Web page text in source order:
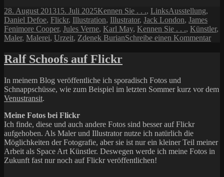
Veröffentlicht
am
28. August 201315. Juli 2025Kategorien
Kennen Sie . . ., LinksSchlagwörter
Ausstellung,
Daniel Defoe, Flickr, Illustration, Illustrator, Jack London, James
Fenimore Cooper, Jules Verne, Karl May, Kennen Sie . . ., Künstler,
Maler, Malerei, Urzeit, Zdenek BurianSchreibe einen Kommentarzu
Ralf Schoofs auf Flickr
In meinem Blog veröffentliche ich sporadisch Fotos und
Schnappschüsse, wie zum Beispiel im letzten Sommer kurz vor dem
Venustransit.
Meine Fotos bei Flickr
Ich finde, diese und auch andere Fotos sind besser auf Flickr
aufgehoben. Als Maler und Illustrator nutze ich natürlich die
Möglichkeiten der Fotografie, aber sie ist nur ein kleiner Teil meiner
Arbeit als Space Art Künstler. Deswegen werde ich meine Fotos in
Zukunft fast nur noch auf Flickr veröffentlichen!